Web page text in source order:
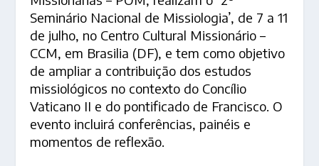
Seminário Nacional de Missiologia’, de 7 a 11
de julho, no Centro Cultural Missionário –
CCM, em Brasilia (DF), e tem como objetivo
de ampliar a contribuição dos estudos
missiológicos no contexto do Concílio
Vaticano II e do pontificado de Francisco. O
evento incluirá conferências, painéis e
momentos de reflexão.